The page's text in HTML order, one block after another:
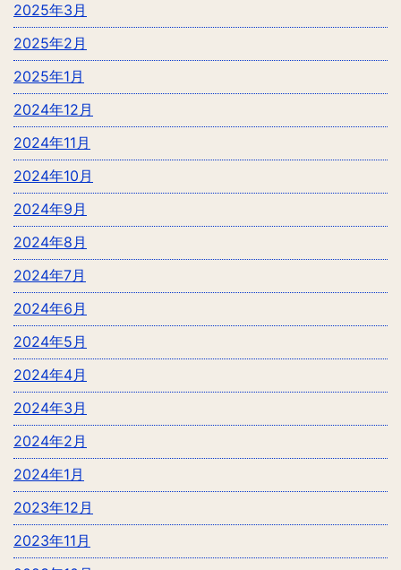
2025年3月
2025年2月
2025年1月
2024年12月
2024年11月
2024年10月
2024年9月
2024年8月
2024年7月
2024年6月
2024年5月
2024年4月
2024年3月
2024年2月
2024年1月
2023年12月
2023年11月